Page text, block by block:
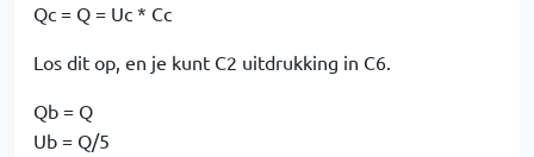
Qc = Q = Uc * Cc
Los dit op, en je kunt C2 uitdrukking in C6.
Qb = Q
Ub = Q/5